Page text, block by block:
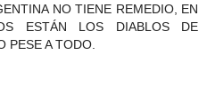
NO TIENE REMEDIO, EN
ESTÁN LOS DIABLOS DE
PESE A TODO.